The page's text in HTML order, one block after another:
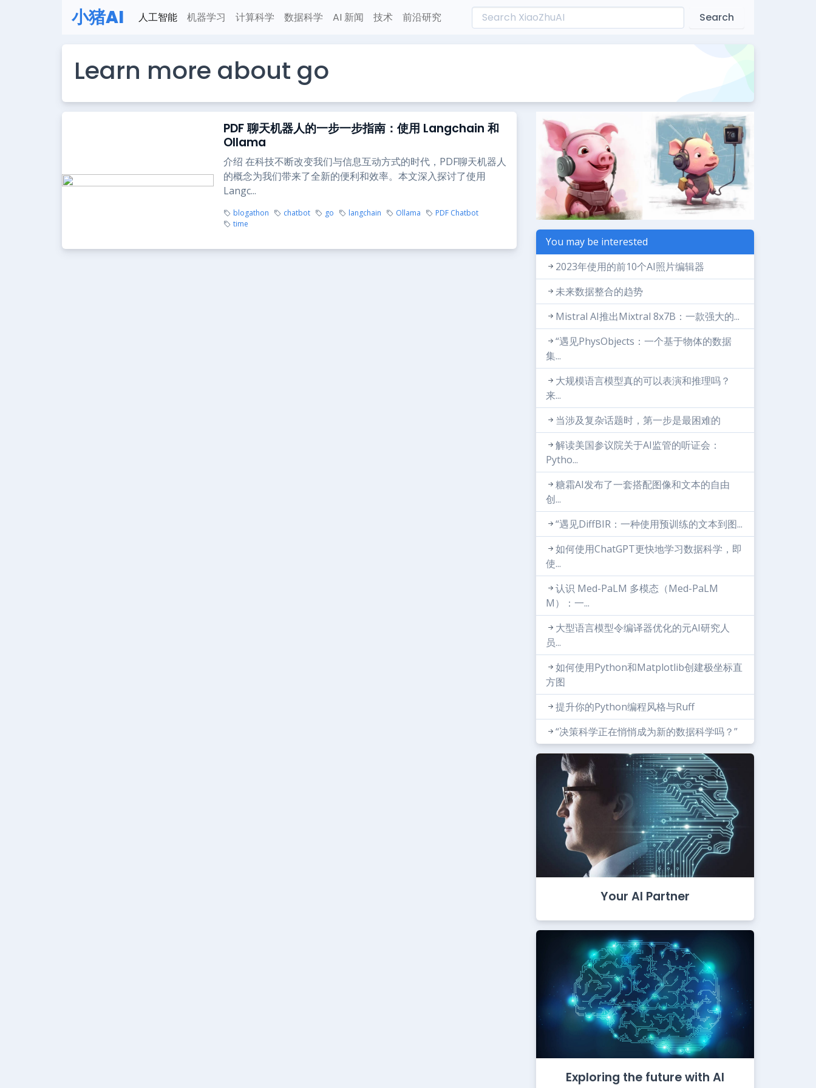
小猪AI 人工智能 机器学习 计算科学 数据科学 AI 新闻 技术 前沿研究 Search
Learn more about go
PDF 聊天机器人的一步一步指南：使用 Langchain 和
Ollama
介绍 在科技不断改变我们与信息互动方式的时代，PDF聊天机器人
的概念为我们带来了全新的便利和效率。本文深入探讨了使用
Langc...
blogathon chatbot go langchain Ollama
PDF Chatbot
time
You may be interested
2023年使用的前10个AI照片编辑器
未来数据整合的趋势
Mistral AI推出Mixtral 8x7B：一款强大的...
“遇见PhysObjects：一个基于物体的数据
集...
大规模语言模型真的可以表演和推理吗？
来...
当涉及复杂话题时，第一步是最困难的
解读美国参议院关于AI监管的听证会：
Pytho...
糖霜AI发布了一套搭配图像和文本的自由
创...
“遇见DiffBIR：一种使用预训练的文本到图...
如何使用ChatGPT更快地学习数据科学，即
使...
认识 Med-PaLM 多模态（Med-PaLM
M）：一...
大型语言模型令编译器优化的元AI研究人
员...
如何使用Python和Matplotlib创建极坐标直
方图
提升你的Python编程风格与Ruff
“决策科学正在悄悄成为新的数据科学吗？”
Your AI Partner
Exploring the future with AI